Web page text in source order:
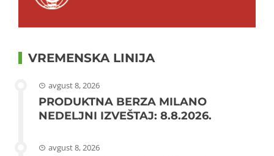
VREMENSKA LINIJA
avgust 8, 2026
PRODUKTNA BERZA MILANO
NEDELJNI IZVEŠTAJ: 8.8.2026.
avgust 8, 2026